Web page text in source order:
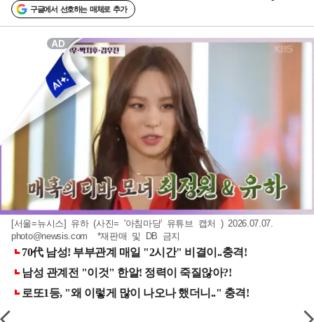
구글에서 선호하는 매체로 추가
[서울=뉴시스] 유하 (사진= '아침마당' 유튜브 캡처 ) 2026.07.07.
photo@newsis.com *재판매 및 DB 금지